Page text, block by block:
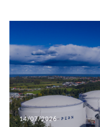
14/07/2026